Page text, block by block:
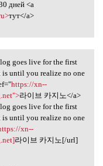
дней <a
тут</a>
blog
goes live for the first
until you realize no one
https://xn--
라이브 카지노</a>
goes live for the first
until you realize no one
xn--
라이브 카지노[/url]